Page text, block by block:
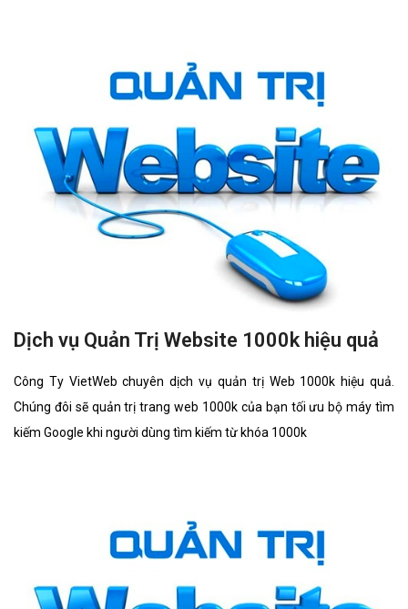
Dịch vụ Quản Trị Website 1000k hiệu quả
Công Ty VietWeb chuyên dịch vụ quản trị Web 1000k hiệu quả.
Chúng đôi sẽ quản trị trang web 1000k của bạn tối ưu bộ máy tìm
kiếm Google khi người dùng tìm kiếm từ khóa 1000k